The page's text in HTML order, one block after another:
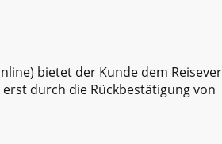
bietet der Kunde dem
durch die Rückbestätigung von